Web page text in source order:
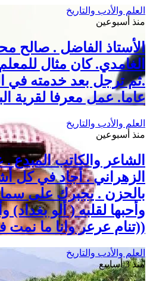
العلم والأدب والتاريخ
منذ أسبوعين
الأستاذ الفاضل . صالح
الغامدي. كان مثال
عاما. عمل معرفا لقرية
العلم والأدب والتاريخ
منذ أسبوعين
الشاعر والكاتب المبدع .
الزهراني . أجاد في كل
بالحزن . يجبرك على
وأحبها لقلبه ( ألو
((تنام عرعر وانا ما
العلم والأدب والتاريخ
منذ 3 أسابيع